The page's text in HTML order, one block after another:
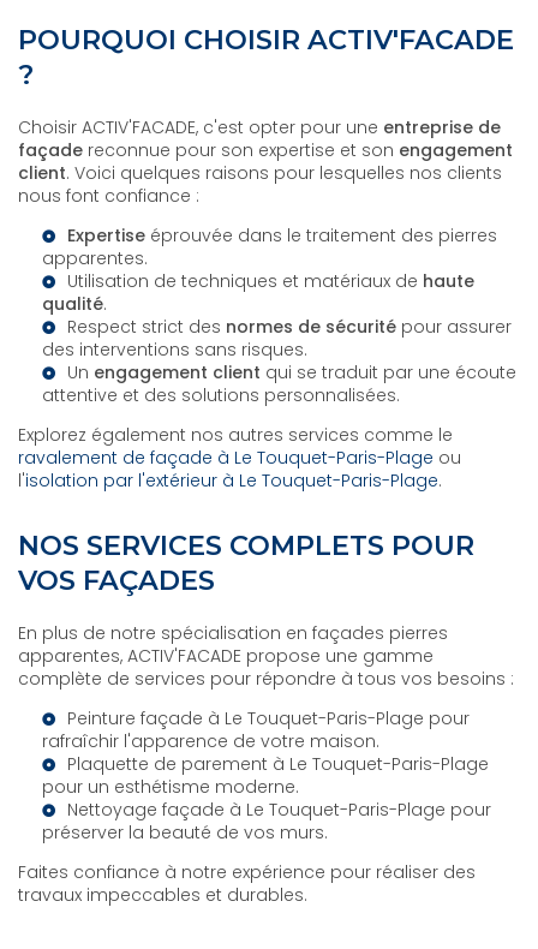
POURQUOI CHOISIR ACTIV'FACADE
?
Choisir ACTIV'FACADE, c'est opter pour une entreprise de
façade reconnue pour son expertise et son engagement
client. Voici quelques raisons pour lesquelles nos clients
nous font confiance :
Expertise éprouvée dans le traitement des pierres
apparentes.
Utilisation de techniques et matériaux de haute
qualité.
Respect strict des normes de sécurité pour assurer
des interventions sans risques.
Un engagement client qui se traduit par une écoute
attentive et des solutions personnalisées.
Explorez également nos autres services comme le
ravalement de façade à Le Touquet-Paris-Plage ou
l'isolation par l'extérieur à Le Touquet-Paris-Plage.
NOS SERVICES COMPLETS POUR
VOS FAÇADES
En plus de notre spécialisation en façades pierres
apparentes, ACTIV'FACADE propose une gamme
complète de services pour répondre à tous vos besoins :
Peinture façade à Le Touquet-Paris-Plage pour
rafraîchir l'apparence de votre maison.
Plaquette de parement à Le Touquet-Paris-Plage
pour un esthétisme moderne.
Nettoyage façade à Le Touquet-Paris-Plage pour
préserver la beauté de vos murs.
Faites confiance à notre expérience pour réaliser des
travaux impeccables et durables.